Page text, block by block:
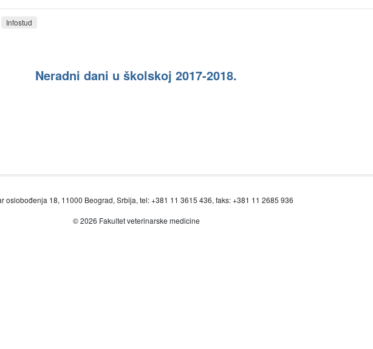
Infostud
Neradni dani u školskoj 2017-2018.
oslobođenja 18, 11000 Beograd, Srbija, tel: +381 11 3615 436, faks: +381 11 2685 936
© 2026 Fakultet veterinarske medicine